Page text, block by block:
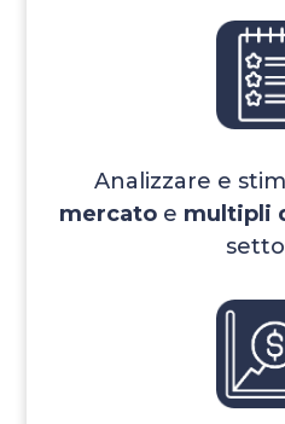
Analizzare e
mercato e multipli